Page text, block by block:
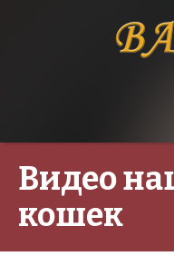
Видео
кошек